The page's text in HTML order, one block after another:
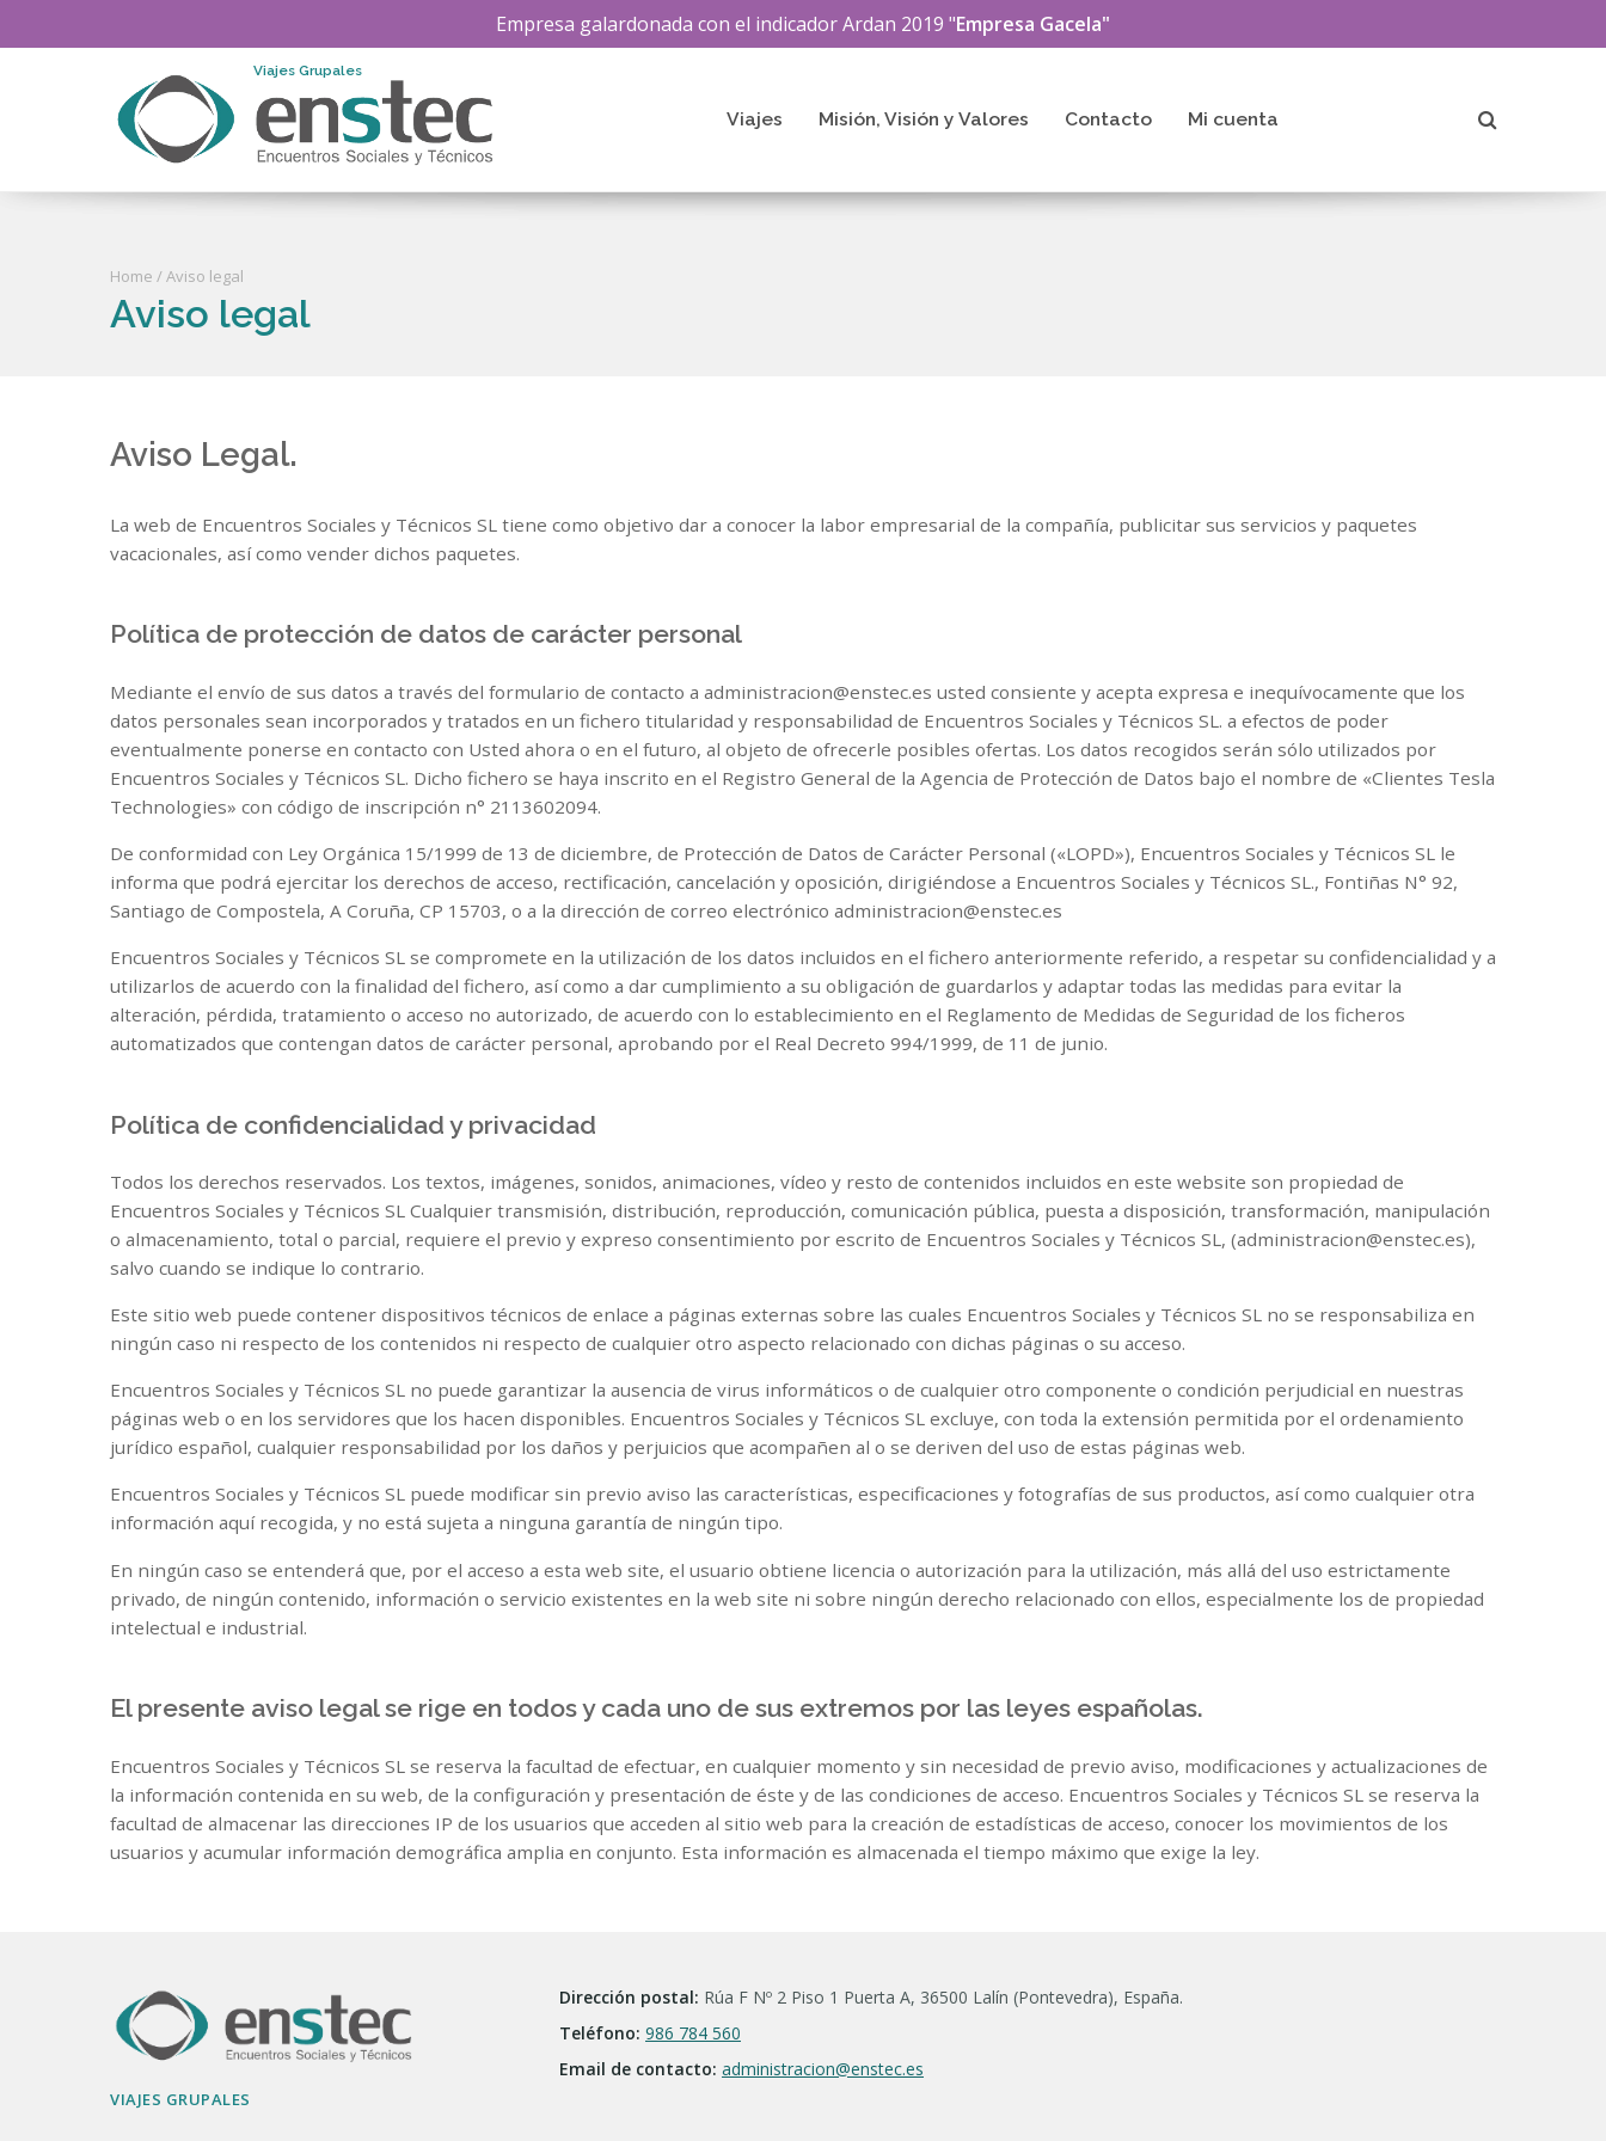
Empresa galardonada con el indicadorArdan 2019 "Empresa Gacela"
Viajes Grupales
Viajes Misión, Visión y Valores Contacto Mi cuenta
Home / Aviso legal
Aviso legal
Aviso Legal.
La web de Encuentros Sociales y Técnicos SL tiene como objetivo dar a conocer la labor empresarial de la compañía, publicitar sus servicios y paquetes
vacacionales, así como vender dichos paquetes.
Política de protección de datos de carácter personal
Mediante el envío de sus datos a través del formulario de contacto a administracion@enstec.es usted consiente y acepta expresa e inequívocamente que los
datos personales sean incorporados y tratados en un fichero titularidad y responsabilidad de Encuentros Sociales y Técnicos SL. a efectos de poder
eventualmente ponerse en contacto con Usted ahora o en el futuro, al objeto de ofrecerle posibles ofertas. Los datos recogidos serán sólo utilizados por
Encuentros Sociales y Técnicos SL. Dicho fichero se haya inscrito en el Registro General de la Agencia de Protección de Datos bajo el nombre de «Clientes Tesla
Technologies» con código de inscripción n° 2113602094.
De conformidad con Ley Orgánica 15/1999 de 13 de diciembre, de Protección de Datos de Carácter Personal («LOPD»), Encuentros Sociales y Técnicos SL le
informa que podrá ejercitar los derechos de acceso, rectificación, cancelación y oposición, dirigiéndose a Encuentros Sociales y Técnicos SL., Fontiñas N° 92,
Santiago de Compostela, A Coruña, CP 15703, o a la dirección de correo electrónico administracion@enstec.es
Encuentros Sociales y Técnicos SL se compromete en la utilización de los datos incluidos en el fichero anteriormente referido, a respetar su confidencialidad y a
utilizarlos de acuerdo con la finalidad del fichero, así como a dar cumplimiento a su obligación de guardarlos y adaptar todas las medidas para evitar la
alteración, pérdida, tratamiento o acceso no autorizado, de acuerdo con lo establecimiento en el Reglamento de Medidas de Seguridad de los ficheros
automatizados que contengan datos de carácter personal, aprobando por el Real Decreto 994/1999, de 11 de junio.
Política de confidencialidad y privacidad
Todos los derechos reservados. Los textos, imágenes, sonidos, animaciones, vídeo y resto de contenidos incluidos en este website son propiedad de
Encuentros Sociales y Técnicos SL Cualquier transmisión, distribución, reproducción, comunicación pública, puesta a disposición, transformación, manipulación
o almacenamiento, total o parcial, requiere el previo y expreso consentimiento por escrito de Encuentros Sociales y Técnicos SL, (administracion@enstec.es),
salvo cuando se indique lo contrario.
Este sitio web puede contener dispositivos técnicos de enlace a páginas externas sobre las cuales Encuentros Sociales y Técnicos SL no se responsabiliza en
ningún caso ni respecto de los contenidos ni respecto de cualquier otro aspecto relacionado con dichas páginas o su acceso.
Encuentros Sociales y Técnicos SL no puede garantizar la ausencia de virus informáticos o de cualquier otro componente o condición perjudicial en nuestras
páginas web o en los servidores que los hacen disponibles. Encuentros Sociales y Técnicos SL excluye, con toda la extensión permitida por el ordenamiento
jurídico español, cualquier responsabilidad por los daños y perjuicios que acompañen al o se deriven del uso de estas páginas web.
Encuentros Sociales y Técnicos SL puede modificar sin previo aviso las características, especificaciones y fotografías de sus productos, así como cualquier otra
información aquí recogida, y no está sujeta a ninguna garantía de ningún tipo.
En ningún caso se entenderá que, por el acceso a esta web site, el usuario obtiene licencia o autorización para la utilización, más allá del uso estrictamente
privado, de ningún contenido, información o servicio existentes en la web site ni sobre ningún derecho relacionado con ellos, especialmente los de propiedad
intelectual e industrial.
El presente aviso legal se rige en todos y cada uno de sus extremos por las leyes españolas.
Encuentros Sociales y Técnicos SL se reserva la facultad de efectuar, en cualquier momento y sin necesidad de previo aviso, modificaciones y actualizaciones de
la información contenida en su web, de la configuración y presentación de éste y de las condiciones de acceso. Encuentros Sociales y Técnicos SL se reserva la
facultad de almacenar las direcciones IP de los usuarios que acceden al sitio web para la creación de estadísticas de acceso, conocer los movimientos de los
usuarios y acumular información demográfica amplia en conjunto. Esta información es almacenada el tiempo máximo que exige la ley.
VIAJES GRUPALES
Dirección postal: Rúa F Nº 2 Piso 1 Puerta A, 36500 Lalín (Pontevedra), España.
Teléfono: 986 784 560
Email de contacto: administracion@enstec.es